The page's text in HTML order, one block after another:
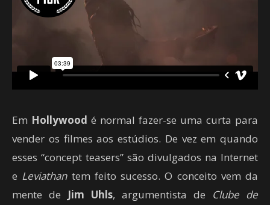
Em Hollywood é normal fazer-se uma curta para
vender os filmes aos estúdios. De vez em quando
esses “concept teasers” são divulgados na Internet
e Leviathantem feito sucesso. O conceito vem da
mente de Jim Uhls, argumentista de Clube de